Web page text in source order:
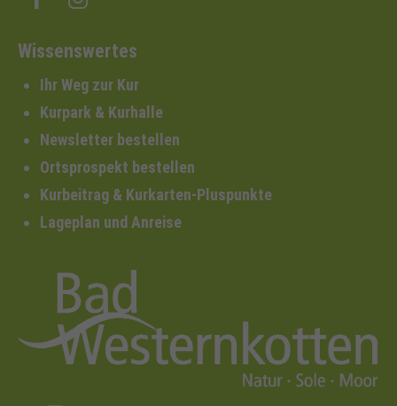
Wissenswertes
Ihr Weg zur Kur
Kurpark & Kurhalle
Newsletter bestellen
Ortsprospekt bestellen
Kurbeitrag & Kurkarten-Pluspunkte
Lageplan und Anreise